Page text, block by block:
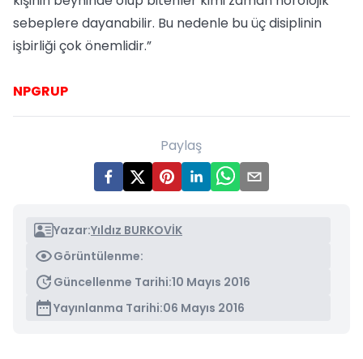
sebeplere dayanabilir. Bu nedenle bu üç disiplinin
işbirliği çok önemlidir.”
NPGRUP
Paylaş
Yazar:Yıldız BURKOVİK
Görüntülenme:
Güncellenme Tarihi:10 Mayıs 2016
Yayınlanma Tarihi:06 Mayıs 2016